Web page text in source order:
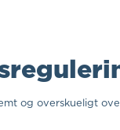
og overskueligt